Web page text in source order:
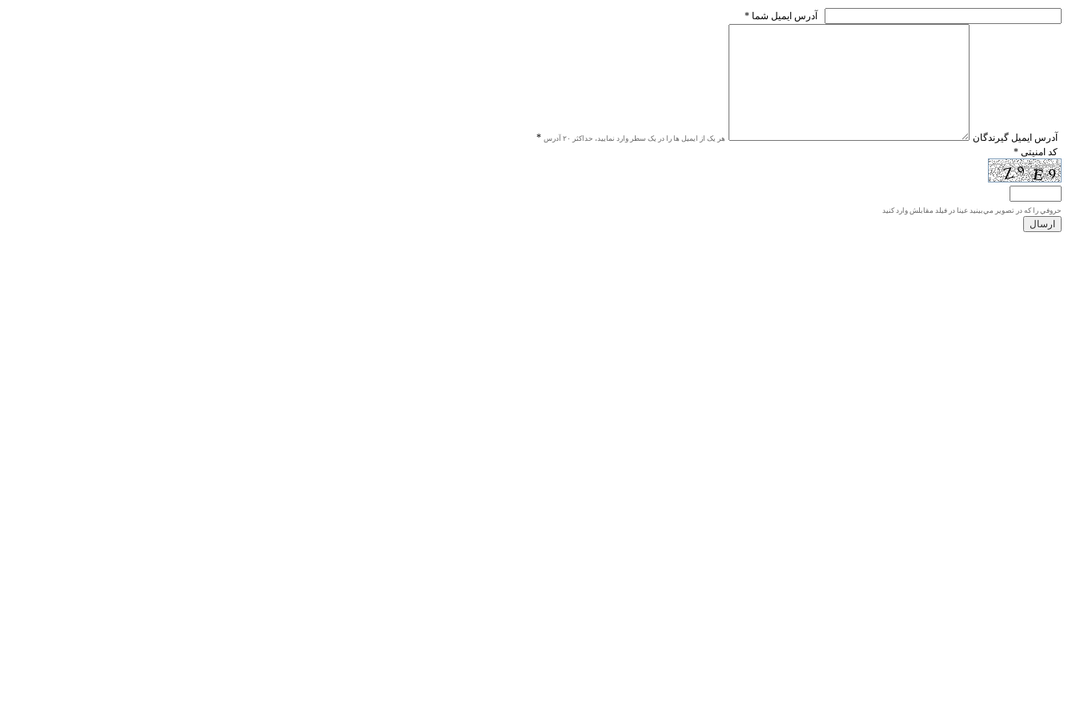
* آدرس ايميل شما
* آدرس ايميل گيرندگان هر یک از ایمیل ها را در یک سطر وارد نمایید، حداکثر ۲۰ آدرس
* کد امنیتی
حروفي را كه در تصوير مي‌بينيد عينا در فيلد مقابلش وارد كنيد